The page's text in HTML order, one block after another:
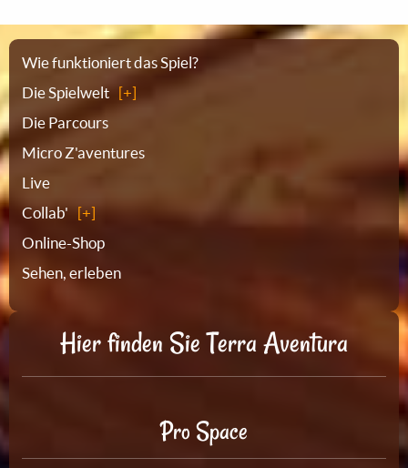
Sitemap
Wie funktioniert das Spiel?
Die Spielwelt
Die Parcours
Micro Z'aventures
Live
Collab'
Online-Shop
Sehen, erleben
Hier finden Sie Terra Aventura
Pro Space